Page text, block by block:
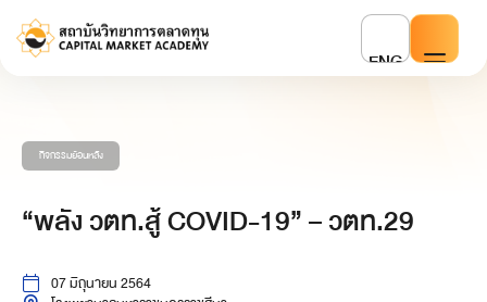
ENG
กิจกรรมย้อนหลัง
“พลัง วตท.สู้ COVID-19” – วตท.29
07 มิถุนายน 2564